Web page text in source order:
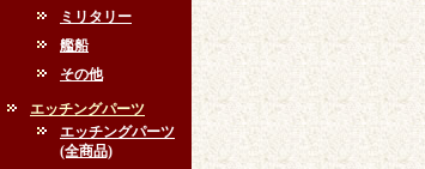
ミリタリー
艦船
その他
エッチングパーツ
エッチングパーツ
(全商品)